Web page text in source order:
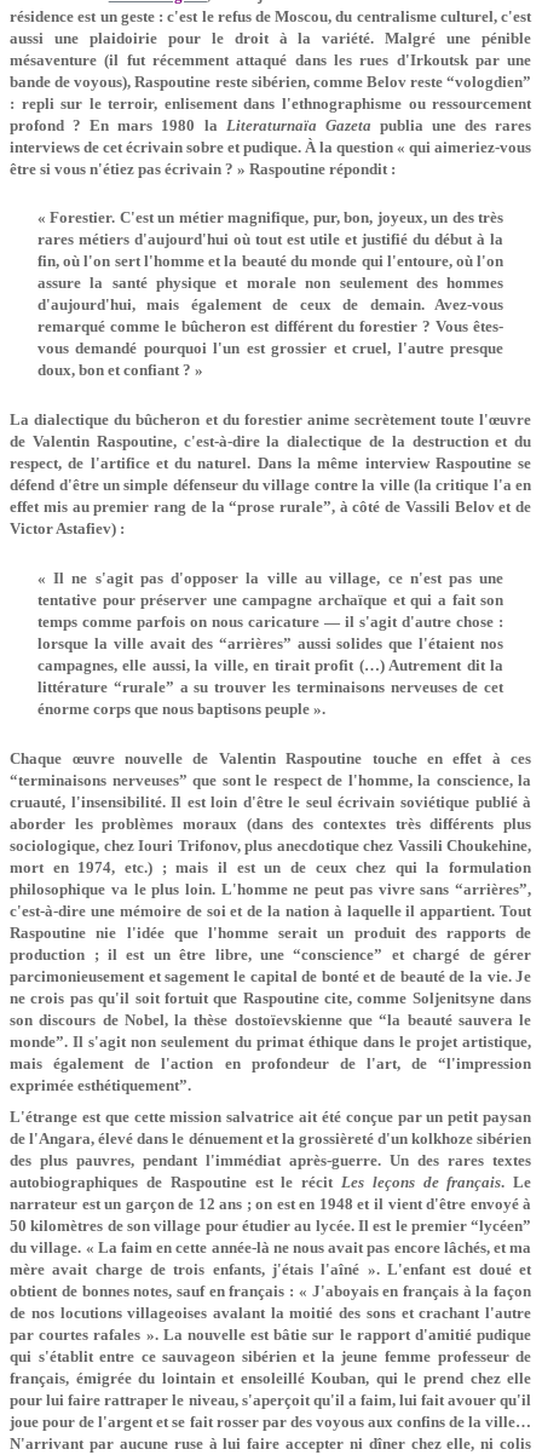
résidence est un geste : c'est le refus de Moscou, du centralisme culturel, c'est
aussi une plaidoirie pour le droit à la variété. Malgré une pénible
mésaventure (il fut récemment attaqué dans les rues d'Irkoutsk par une
bande de voyous), Raspoutine reste sibérien, comme Belov reste “vologdien”
: repli sur le terroir, enlisement dans l'ethnographisme ou ressourcement
profond ? En mars 1980 la Literaturnaïa Gazeta publia une des rares
interviews de cet écrivain sobre et pudique. À la question « qui aimeriez-vous
être si vous n'étiez pas écrivain ? » Raspoutine répondit :
« Forestier. C'est un métier magnifique, pur, bon, joyeux, un des très
rares métiers d'aujourd'hui où tout est utile et justifié du début à la
fin, où l'on sert l'homme et la beauté du monde qui l'entoure, où l'on
assure la santé physique et morale non seulement des hommes
d'aujourd'hui, mais également de ceux de demain. Avez-vous
remarqué comme le bûcheron est différent du forestier ? Vous êtes-
vous demandé pourquoi l'un est grossier et cruel, l'autre presque
doux, bon et confiant ? »
La dialectique du bûcheron et du forestier anime secrètement toute l'œuvre
de Valentin Raspoutine, c'est-à-dire la dialectique de la destruction et du
respect, de l'artifice et du naturel. Dans la même interview Raspoutine se
défend d'être un simple défenseur du village contre la ville (la critique l'a en
effet mis au premier rang de la “prose rurale”, à côté de Vassili Belov et de
Victor Astafiev) :
« Il ne s'agit pas d'opposer la ville au village, ce n'est pas une
tentative pour préserver une campagne archaïque et qui a fait son
temps comme parfois on nous caricature — il s'agit d'autre chose :
lorsque la ville avait des “arrières” aussi solides que l'étaient nos
campagnes, elle aussi, la ville, en tirait profit (…) Autrement dit la
littérature “rurale” a su trouver les terminaisons nerveuses de cet
énorme corps que nous baptisons peuple ».
Chaque œuvre nouvelle de Valentin Raspoutine touche en effet à ces
“terminaisons nerveuses” que sont le respect de l'homme, la conscience, la
cruauté, l'insensibilité. Il est loin d'être le seul écrivain soviétique publié à
aborder les problèmes moraux (dans des contextes très différents plus
sociologique, chez Iouri Trifonov, plus anecdotique chez Vassili Choukehine,
mort en 1974, etc.) ; mais il est un de ceux chez qui la formulation
philosophique va le plus loin. L'homme ne peut pas vivre sans “arrières”,
c'est-à-dire une mémoire de soi et de la nation à laquelle il appartient. Tout
Raspoutine nie l'idée que l'homme serait un produit des rapports de
production ; il est un être libre, une “conscience” et chargé de gérer
parcimonieusement et sagement le capital de bonté et de beauté de la vie. Je
ne crois pas qu'il soit fortuit que Raspoutine cite, comme Soljenitsyne dans
son discours de Nobel, la thèse dostoïevskienne que “la beauté sauvera le
monde”. Il s'agit non seulement du primat éthique dans le projet artistique,
mais également de l'action en profondeur de l'art, de “l'impression
exprimée esthétiquement”.
L'étrange est que cette mission salvatrice ait été conçue par un petit paysan
de l'Angara, élevé dans le dénuement et la grossièreté d'un kolkhoze sibérien
des plus pauvres, pendant l'immédiat après-guerre. Un des rares textes
autobiographiques de Raspoutine est le récit Les leçons de français. Le
narrateur est un garçon de 12 ans ; on est en 1948 et il vient d'être envoyé à
50 kilomètres de son village pour étudier au lycée. Il est le premier “lycéen”
du village. « La faim en cette année-là ne nous avait pas encore lâchés, et ma
mère avait charge de trois enfants, j'étais l'aîné ». L'enfant est doué et
obtient de bonnes notes, sauf en français : « J'aboyais en français à la façon
de nos locutions villageoises avalant la moitié des sons et crachant l'autre
par courtes rafales ». La nouvelle est bâtie sur le rapport d'amitié pudique
qui s'établit entre ce sauvageon sibérien et la jeune femme professeur de
français, émigrée du lointain et ensoleillé Kouban, qui le prend chez elle
pour lui faire rattraper le niveau, s'aperçoit qu'il a faim, lui fait avouer qu'il
joue pour de l'argent et se fait rosser par des voyous aux confins de la ville…
N'arrivant par aucune ruse à lui faire accepter ni dîner chez elle, ni colis